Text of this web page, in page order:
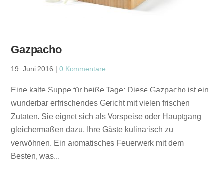
Gazpacho
19. Juni 2016 |0 Kommentare
Eine kalte Suppe für heiße Tage: Diese Gazpacho ist ein
wunderbar erfrischendes Gericht mit vielen frischen
Zutaten. Sie eignet sich als Vorspeise oder Hauptgang
gleichermaßen dazu, Ihre Gäste kulinarisch zu
verwöhnen. Ein aromatisches Feuerwerk mit dem
Besten, was...